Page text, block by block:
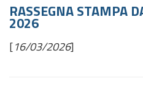
RASSEGNA STAMPA
2026
[16/03/2026]